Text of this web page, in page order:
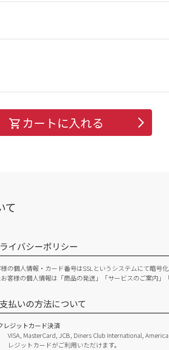
カートに入れる
て
イバシーポリシー
の個人情報・カード番号はSSLというシステムにて暗号
お客様の個人情報は「商品の発送」「サービスのご案内」
払いの方法について
レジットカード決済
VISA, MasterCard, JCB, Diners Club International,
レジットカードがご利用いただけます。